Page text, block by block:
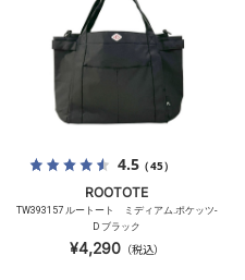
4.5（45）
ROOTOTE
TW393157 ルートート ミディアム.ポケッツ-
D ブラック
¥4,290（税込）